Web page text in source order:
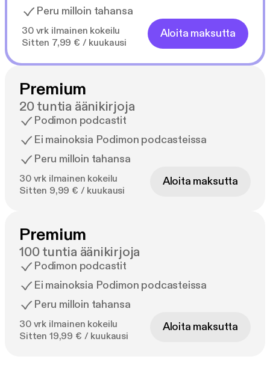
Peru milloin tahansa
30 vrk ilmainen kokeilu
Sitten 7,99 € / kuukausi
Aloita maksutta
Premium
20 tuntia äänikirjoja
Podimon podcastit
Ei mainoksia Podimon podcasteissa
Peru milloin tahansa
30 vrk ilmainen kokeilu
Sitten 9,99 € / kuukausi
Aloita maksutta
Premium
100 tuntia äänikirjoja
Podimon podcastit
Ei mainoksia Podimon podcasteissa
Peru milloin tahansa
30 vrk ilmainen kokeilu
Sitten 19,99 € / kuukausi
Aloita maksutta